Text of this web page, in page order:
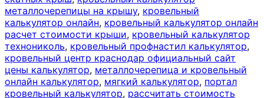
металлочерепицы на крышу, кровельный
калькулятор онлайн, кровельный калькулятор онлайн
расчет стоимости крыши, кровельный калькулятор
технониколь, кровельный профнастил калькулятор,
кровельный центр краснодар официальный сайт
цены калькулятор, металлочерепица и кровельный
онлайн калькулятор, мягкий калькулятор, портал
кровельный калькулятор, рассчитать стоимость